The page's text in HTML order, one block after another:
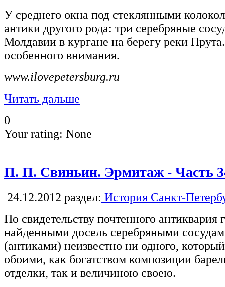
У среднего окна под стеклянными
антики другого рода: три серебряные
Молдавии в кургане на берегу реки
особенного внимания.
www.ilovepetersburg.ru
Читать дальше
0
Your rating: None
П. П. Свиньин. Эрмитаж - Часть
24.12.2012 раздел: История Санкт-
По свидетельству почтенного
найденными досель серебряными
(антиками) неизвестно ни одного,
обоими, как богатством композиции
отделки, так и величиною своею.